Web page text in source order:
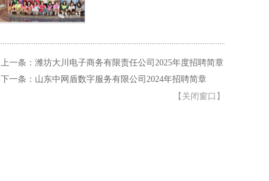
上一条：潍坊大川电子商务有限责任公司2025年度招聘简章
下一条：山东中网盾数字服务有限公司2024年招聘简章
【 关闭窗口 】